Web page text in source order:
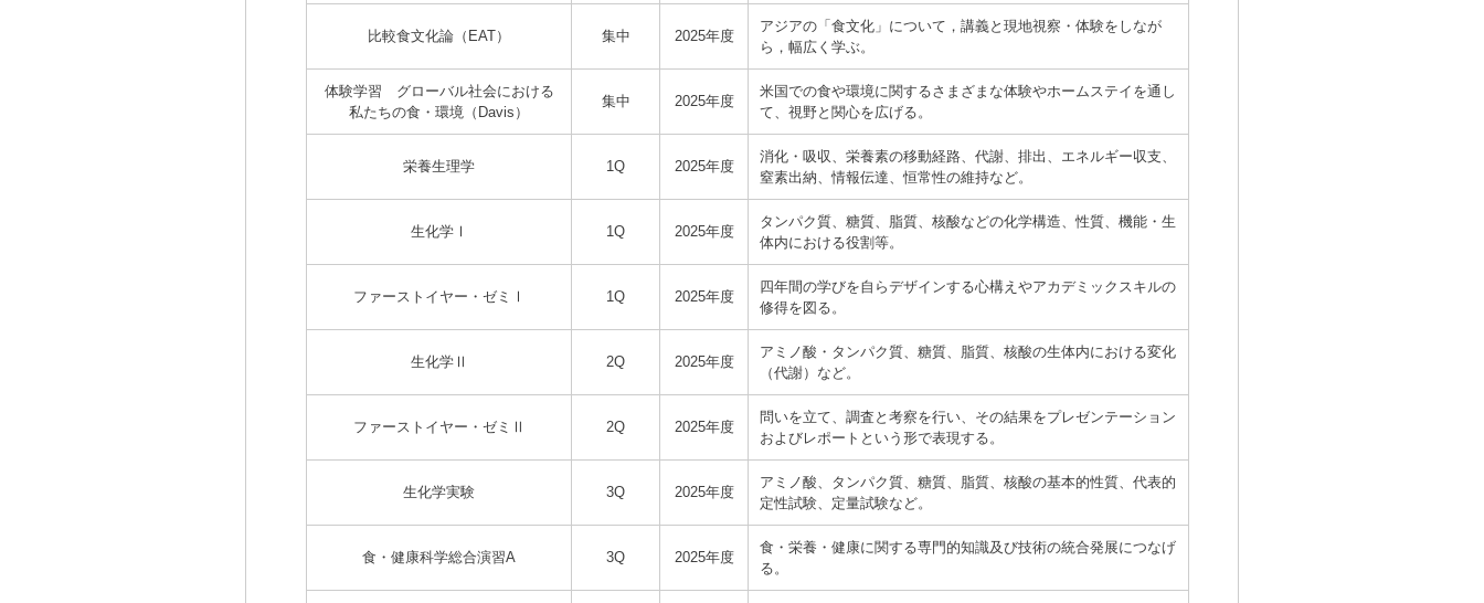
比較食文化論（EAT） 集中 2025年度
アジアの「食文化」について，講義と現地視察・体験をしなが
ら，幅広く学ぶ。
体験学習 グローバル社会における
私たちの食・環境（Davis）
集中 2025年度
米国での食や環境に関するさまざまな体験やホームステイを通し
て、視野と関心を広げる。
栄養生理学 1Q 2025年度
消化・吸収、栄養素の移動経路、代謝、排出、エネルギー収支、
窒素出納、情報伝達、恒常性の維持など。
生化学Ⅰ 1Q 2025年度
タンパク質、糖質、脂質、核酸などの化学構造、性質、機能・生
体内における役割等。
ファーストイヤー・ゼミⅠ 1Q 2025年度
四年間の学びを自らデザインする心構えやアカデミックスキルの
修得を図る。
生化学Ⅱ 2Q 2025年度
アミノ酸・タンパク質、糖質、脂質、核酸の生体内における変化
（代謝）など。
ファーストイヤー・ゼミⅡ 2Q 2025年度
問いを立て、調査と考察を行い、その結果をプレゼンテーション
およびレポートという形で表現する。
生化学実験 3Q 2025年度
アミノ酸、タンパク質、糖質、脂質、核酸の基本的性質、代表的
定性試験、定量試験など。
食・健康科学総合演習A 3Q 2025年度
食・栄養・健康に関する専門的知識及び技術の統合発展につなげ
る。